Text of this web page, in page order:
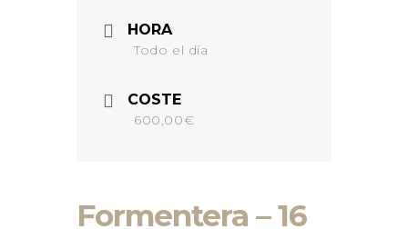
GALICIA 2026
HORA
Todo el día
COSTE
600,00€
Formentera – 16